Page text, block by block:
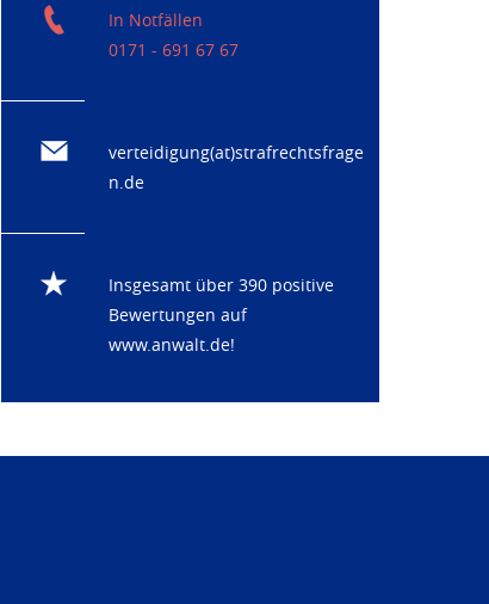
In Notfällen
0171 - 691 67 67
verteidigung(at)strafrechtsfrage
n.de
Insgesamt über 390 positive
Bewertungen auf
www.anwalt.de!